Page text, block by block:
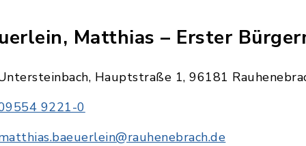
Matthias – Erster
Hauptstraße 1, 96181
9221-0